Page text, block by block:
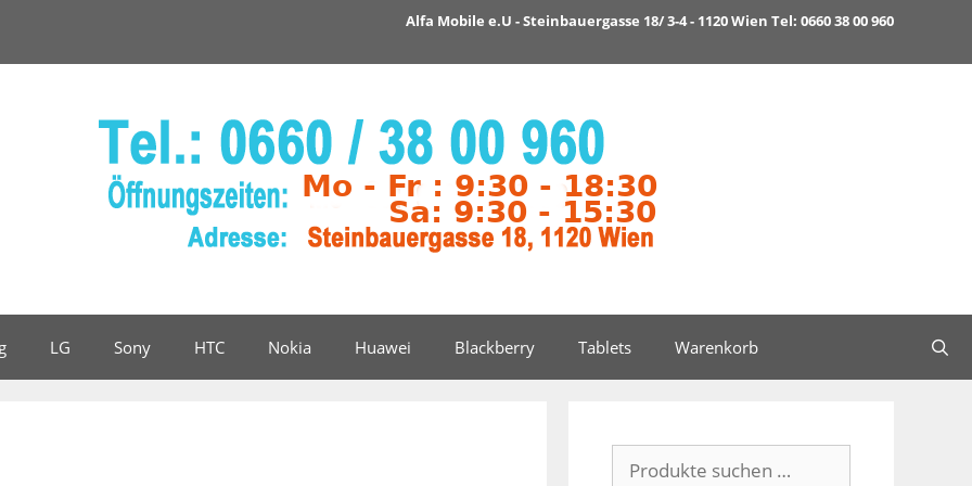
Alfa Mobile e.U - Steinbauergasse 18/ 3-4 - 1120 Wien Tel: 0660 38 00 960
LG Sony HTC Nokia Huawei Blackberry Tablets Warenkorb